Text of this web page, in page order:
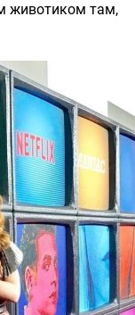
животиком там,